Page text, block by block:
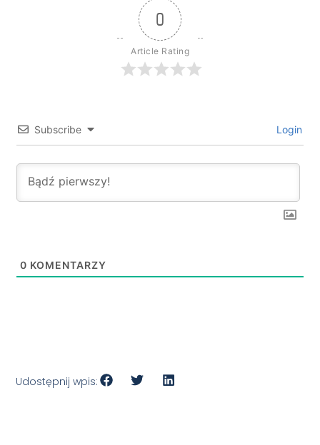
0
Article Rating
Subscribe Login
0 KOMENTARZY
Udostępnij wpis: